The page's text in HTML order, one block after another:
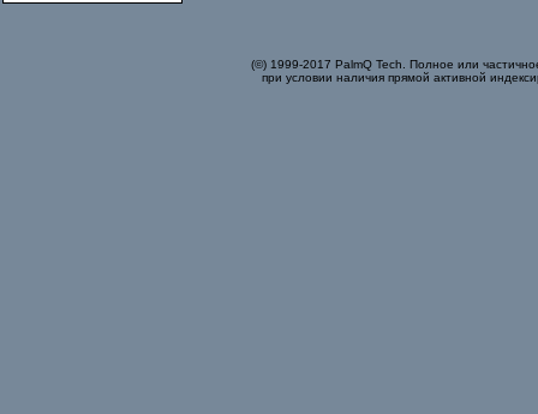
(©) 1999-2017 PalmQ Tech. Полное или
при условии наличия прямой активной